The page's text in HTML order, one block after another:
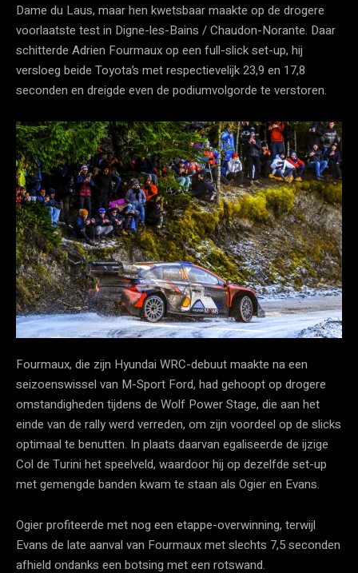
Dame du Laus, maar hen kwetsbaar maakte op de drogere
voorlaatste test in Digne-les-Bains / Chaudon-Norante. Daar
schitterde Adrien Fourmaux op een full-slick set-up, hij
versloeg beide Toyota’s met respectievelijk 23,9 en 17,8
seconden en dreigde even de podiumvolgorde te verstoren.
Fourmaux, die zijn Hyundai WRC-debuut maakte na een
seizoenswissel van M-Sport Ford, had gehoopt op drogere
omstandigheden tijdens de Wolf Power Stage, die aan het
einde van de rally werd verreden, om zijn voordeel op de slicks
optimaal te benutten. In plaats daarvan egaliseerde de ijzige
Col de Turini het speelveld, waardoor hij op dezelfde set-up
met gemengde banden kwam te staan als Ogier en Evans.
Ogier profiteerde met nog een etappe-overwinning, terwijl
Evans de late aanval van Fourmaux met slechts 7,5 seconden
afhield ondanks een botsing met een rotswand.